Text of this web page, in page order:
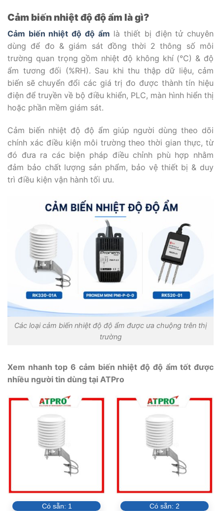
Cảm biến nhiệt độ độ ẩm là gì?
Cảm biến nhiệt độ độ ẩm là thiết bị điện tử chuyên
dùng để đo & giám sát đồng thời 2 thông số môi
trường quan trọng gồm nhiệt độ không khí (°C) & độ
ẩm tương đối (%RH). Sau khi thu thập dữ liệu, cảm
biến sẽ chuyển đổi các giá trị đo được thành tín hiệu
điện để truyền về bộ điều khiển, PLC, màn hình hiển thị
hoặc phần mềm giám sát.
Cảm biến nhiệt độ độ ẩm giúp người dùng theo dõi
chính xác điều kiện môi trường theo thời gian thực, từ
đó đưa ra các biện pháp điều chỉnh phù hợp nhằm
đảm bảo chất lượng sản phẩm, bảo vệ thiết bị & duy
trì điều kiện vận hành tối ưu.
Các loại cảm biến nhiệt độ độ ẩm được ưa chuộng trên thị
trường
Xem nhanh top 6 cảm biến nhiệt độ độ ẩm tốt được
nhiều người tin dùng tại ATPro
Có sẵn: 1 Có sẵn: 2